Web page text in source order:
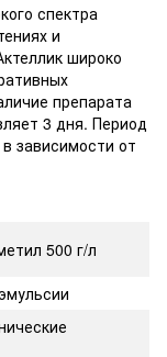
спектра
и
широко
препарата
3 дня. Период
зависимости от
500 г/л